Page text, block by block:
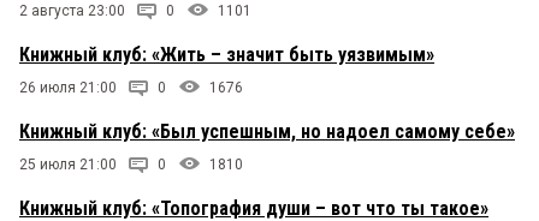
2 августа 23:00 0 1101
Книжный клуб: «Жить – значит быть уязвимым»
26 июля 21:00 0 1676
Книжный клуб: «Был успешным, но надоел самому себе»
25 июля 21:00 0 1810
Книжный клуб: «Топография души – вот что ты такое»